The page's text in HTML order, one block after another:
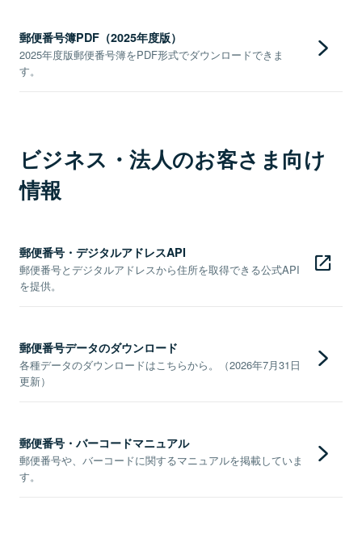
郵便番号簿PDF（2025年度版）
2025年度版郵便番号簿をPDF形式でダウンロードできま
す。
ビジネス・法人のお客さま向け
情報
郵便番号・デジタルアドレスAPI
郵便番号とデジタルアドレスから住所を取得できる公式API
を提供。
郵便番号データのダウンロード
各種データのダウンロードはこちらから。（2026年7月31日
更新）
郵便番号・バーコードマニュアル
郵便番号や、バーコードに関するマニュアルを掲載していま
す。